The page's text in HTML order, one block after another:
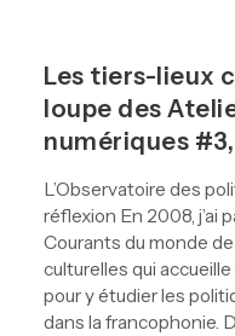
Les tiers-lieux
loupe des
numériques
L’Observatoire des
réflexion En 2008, j’ai
Courants du monde
culturelles qui
pour y étudier les
dans la francophonie.